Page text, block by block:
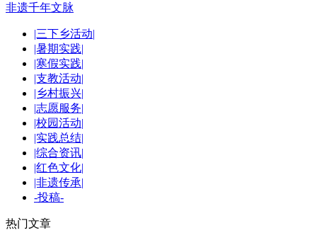
非遗千年文脉
|三下乡活动|
|暑期实践|
|寒假实践|
|支教活动|
|乡村振兴|
|志愿服务|
|校园活动|
|实践总结|
|综合资讯|
|红色文化|
|非遗传承|
-投稿-
热门文章